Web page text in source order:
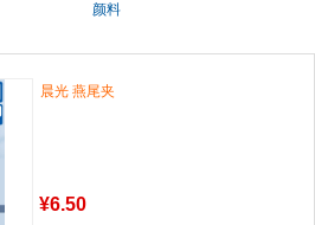
颜料
晨光 燕尾夹
¥6.50